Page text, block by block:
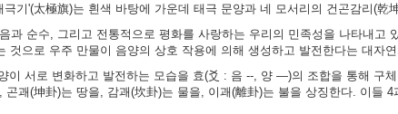
극기'(太極旗)는 흰색 바탕에 가운데 태극 문양과 네 모서리의 건곤감리(乾
과 순수, 그리고 전통적으로 평화를 사랑하는 우리의 민족성을 나타내고
것으로 우주 만물이 음양의 상호 작용에 의해 생성하고 발전한다는 대자
이 서로 변화하고 발전하는 모습을 효(爻 : 음 --, 양 ―)의 조합을 통해 구
곤괘(坤卦)는 땅을, 감괘(坎卦)는 물을, 이괘(離卦)는 불을 상징한다. 이들